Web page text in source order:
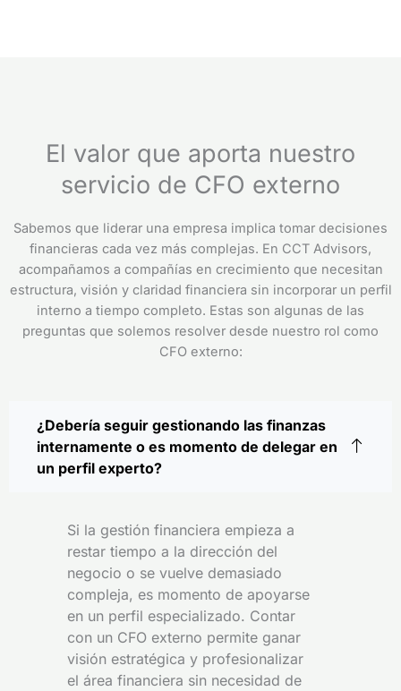
El valor que aporta nuestro
servicio de CFO externo
Sabemos que liderar una empresa implica tomar decisiones
financieras cada vez más complejas. En CCT Advisors,
acompañamos a compañías en crecimiento que necesitan
estructura, visión y claridad financiera sin incorporar un perfil
interno a tiempo completo. Estas son algunas de las
preguntas que solemos resolver desde nuestro rol como
CFO externo:
¿Debería seguir gestionando las finanzas
internamente o es momento de delegar en
un perfil experto?
Si la gestión financiera empieza a
restar tiempo a la dirección del
negocio o se vuelve demasiado
compleja, es momento de apoyarse
en un perfil especializado. Contar
con un CFO externo permite ganar
visión estratégica y profesionalizar
el área financiera sin necesidad de